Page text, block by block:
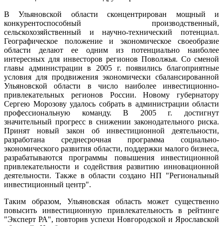
В Ульяновской области сконцентрирован мощный и
конкурентоспособный производственный,
сельскохозяйственный и научно-технический потенциал.
Географическое положение и экономическое своеобразие
области делают ее одним из потенциально наиболее
интересных для инвесторов регионов Поволжья. Со сменой
главы администрации в 2005 г. появились благоприятные
условия для продвижения экономически сбалансированной
Ульяновской области в число наиболее инвестиционно-
привлекательных регионов России. Новому губернатору
Сергею Морозову удалось собрать в администрации области
профессиональную команду. В 2005 г. достигнут
значительный прогресс в снижении законодательного риска.
Принят новый закон об инвестиционной деятельности,
разработана среднесрочная программа социально-
экономического развития области, поддержки малого бизнеса,
разрабатываются программы повышения инвестиционной
привлекательности и содействия развитию инновационной
деятельности. Также в области создано НП "Региональный
инвестиционный центр".
Таким образом, Ульяновская область может существенно
повысить инвестиционную привлекательность в рейтинге
"Эксперт РА", повторив успехи Новгородской и Ярославской